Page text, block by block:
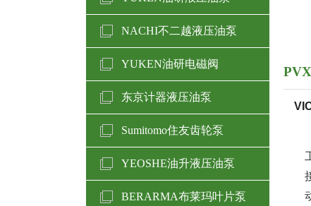
NACHI不二越液压油泵
YUKEN油研电磁阀
东京计器液压油泵
Sumitomo住友齿轮泵
YEOSHE油升液压油泵
BERARMA布莱玛叶片泵